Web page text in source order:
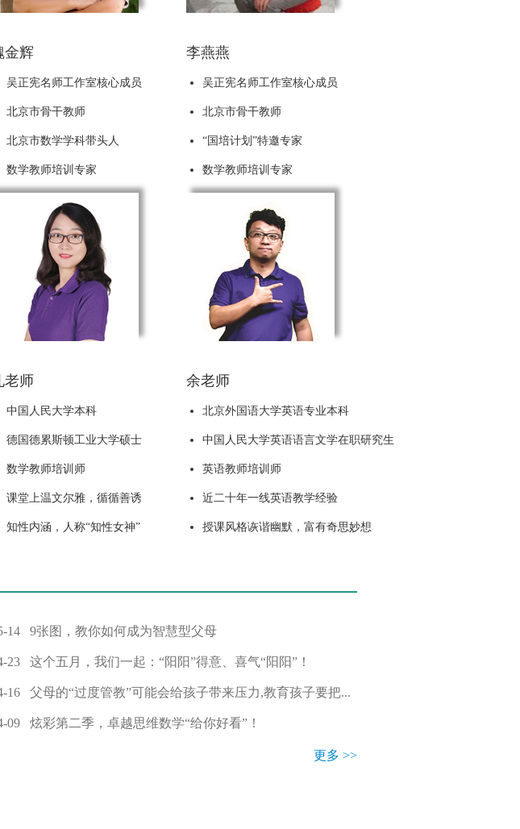
金辉
吴正宪名师工作室核心成员
北京市骨干教师
北京市数学学科带头人
数学教师培训专家
李燕燕
吴正宪名师工作室核心成员
北京市骨干教师
“国培计划”特邀专家
数学教师培训专家
老师
中国人民大学本科
德国德累斯顿工业大学硕士
数学教师培训师
课堂上温文尔雅，循循善诱
知性内涵，人称“知性女神”
余老师
北京外国语大学英语专业本科
中国人民大学英语语言文学在职研究生
英语教师培训师
近二十年一线英语教学经验
授课风格诙谐幽默，富有奇思妙想
14 9张图，教你如何成为智慧型父母
23 这个五月，我们一起：“阳阳”得意、喜气“阳阳”！
16 父母的“过度管教”可能会给孩子带来压力,教育孩子要把...
09 炫彩第二季，卓越思维数学“给你好看”！
更多 >>